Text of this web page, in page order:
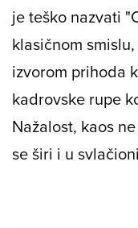
je teško nazvati
klasičnom
izvorom prihoda
kadrovske rupe
Nažalost, kaos
se širi i u